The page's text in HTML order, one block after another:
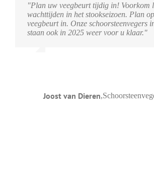
"Plan uw veegbeurt tijdig in! Voorkom
wachttijden in het stookseizoen. Plan
veegbeurt in. Onze schoorsteenvegers
staan ook in 2025 weer voor u klaar."
Joost van Dieren,